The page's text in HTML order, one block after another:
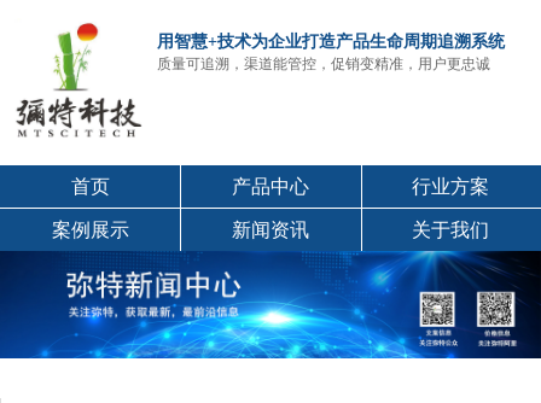
用智慧+技术为企业打造产品生命周期追溯系统
质量可追溯，渠道能管控，促销变精准，用户更忠诚
首页 产品中心 行业方案
案例展示 新闻资讯 关于我们